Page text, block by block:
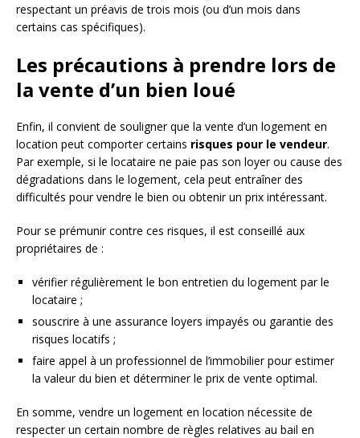
respectant un préavis de trois mois (ou d’un mois dans
certains cas spécifiques).
Les précautions à prendre lors de
la vente d’un bien loué
Enfin, il convient de souligner que la vente d’un logement en
location peut comporter certains risques pour le vendeur.
Par exemple, si le locataire ne paie pas son loyer ou cause des
dégradations dans le logement, cela peut entraîner des
difficultés pour vendre le bien ou obtenir un prix intéressant.
Pour se prémunir contre ces risques, il est conseillé aux
propriétaires de :
vérifier régulièrement le bon entretien du logement par le
locataire ;
souscrire à une assurance loyers impayés ou garantie des
risques locatifs ;
faire appel à un professionnel de l’immobilier pour estimer
la valeur du bien et déterminer le prix de vente optimal.
En somme, vendre un logement en location nécessite de
respecter un certain nombre de règles relatives au bail en